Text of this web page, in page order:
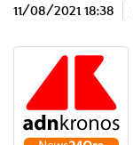
11/08/2021 18:38